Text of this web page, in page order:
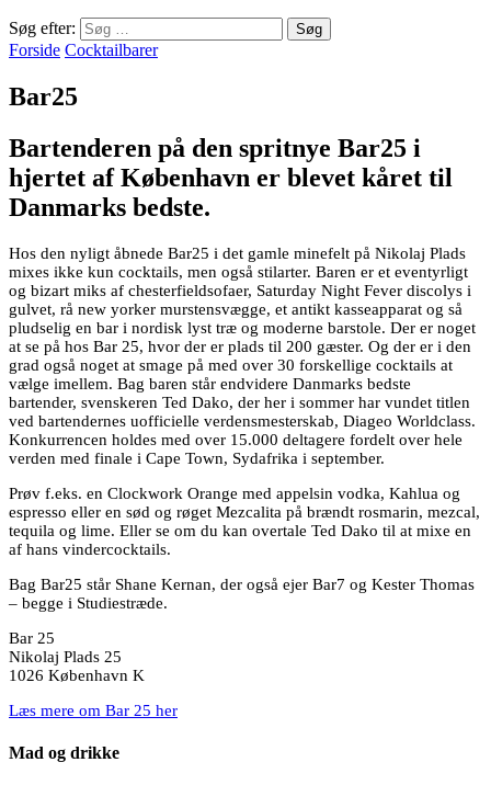
Søg efter:
Forside Cocktailbarer
Bar25
Bartenderen på den spritnye Bar25 i
hjertet af København er blevet kåret til
Danmarks bedste.
Hos den nyligt åbnede Bar25 i det gamle minefelt på Nikolaj Plads
mixes ikke kun cocktails, men også stilarter. Baren er et eventyrligt
og bizart miks af chesterfieldsofaer, Saturday Night Fever discolys i
gulvet, rå new yorker murstensvægge, et antikt kasseapparat og så
pludselig en bar i nordisk lyst træ og moderne barstole. Der er noget
at se på hos Bar 25, hvor der er plads til 200 gæster. Og der er i den
grad også noget at smage på med over 30 forskellige cocktails at
vælge imellem. Bag baren står endvidere Danmarks bedste
bartender, svenskeren Ted Dako, der her i sommer har vundet titlen
ved bartendernes uofficielle verdensmesterskab, Diageo Worldclass.
Konkurrencen holdes med over 15.000 deltagere fordelt over hele
verden med finale i Cape Town, Sydafrika i september.
Prøv f.eks. en Clockwork Orange med appelsin vodka, Kahlua og
espresso eller en sød og røget Mezcalita på brændt rosmarin, mezcal,
tequila og lime. Eller se om du kan overtale Ted Dako til at mixe en
af hans vindercocktails.
Bag Bar25 står Shane Kernan, der også ejer Bar7 og Kester Thomas
– begge i Studiestræde.
Bar 25
Nikolaj Plads 25
1026 København K
Læs mere om Bar 25 her
Mad og drikke